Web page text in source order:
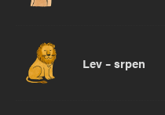
Lev – srpen